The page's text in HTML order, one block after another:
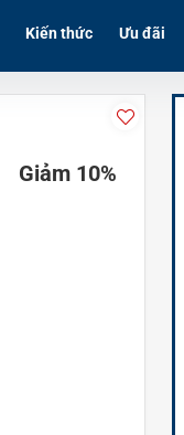
Kiến thức Ưu đãi
Giảm 10%